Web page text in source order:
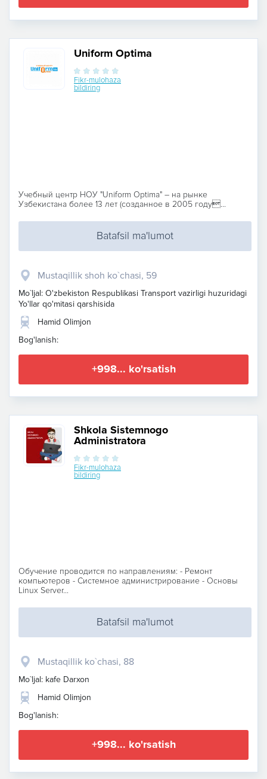
Uniform Optima
Fikr-mulohaza
bildiring
Учебный центр НОУ "Uniform Optima" – на рынке
Узбекистана более 13 лет (созданное в 2005 году...
Batafsil ma'lumot
Mustaqillik shoh ko`chasi, 59
Mo`ljal: O'zbekiston Respublikasi Transport vazirligi huzuridagi
Yo'llar qo'mitasi qarshisida
Hamid Olimjon
Bog'lanish:
+998... ko'rsatish
Shkola Sistemnogo
Administratora
Fikr-mulohaza
bildiring
Обучение проводится по направлениям: - Ремонт
компьютеров - Системное администрирование - Основы
Linux Server...
Batafsil ma'lumot
Mustaqillik ko`chasi, 88
Mo`ljal: kafe Darxon
Hamid Olimjon
Bog'lanish:
+998... ko'rsatish